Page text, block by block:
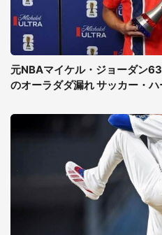
元NBAマイケル・ジョーダン
のオーラダダ漏れ サッカー・